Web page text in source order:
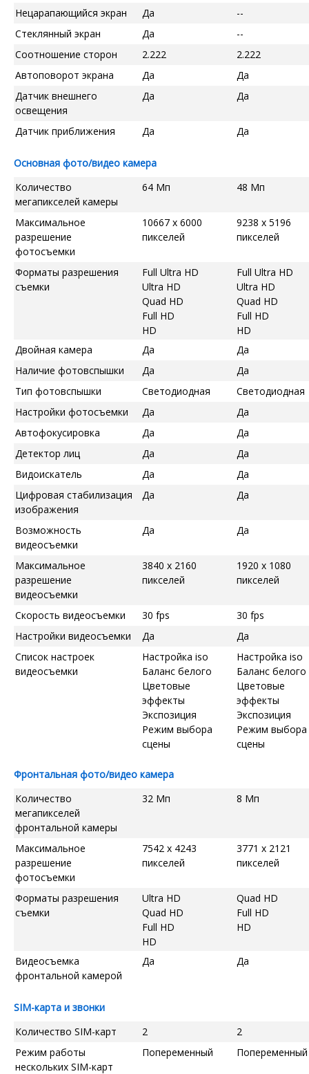
Нецарапающийся экран Да
--
Стеклянный экран
Да
--
Соотношение сторон
2.222
2.222
Автоповорот экрана
Да
Да
Датчик внешнего
освещения
Да Да
Датчик приближения Да Да
Основная фото/видео камера
Количество
мегапикселей камеры
64 Мп 48 Мп
Максимальное
разрешение
фотосъемки
10667 x 6000
пикселей
9238 x 5196
пикселей
Форматы разрешения
съемки
Full Ultra HD
Ultra HD
Quad HD
Full HD
HD
Full Ultra HD
Ultra HD
Quad HD
Full HD
HD
Двойная камера
Да
Да
Наличие фотовспышки
Да
Да
Тип фотовспышки
Светодиодная
Светодиодная
Настройки фотосъемки
Да
Да
Автофокусировка
Да
Да
Детектор лиц
Да
Да
Видоискатель
Да
Да
Цифровая стабилизация
изображения
Да Да
Возможность
видеосъемки
Да Да
Максимальное
разрешение
видеосъемки
3840 x 2160
пикселей
1920 x 1080
пикселей
Скорость видеосъемки 30 fps
30 fps
Настройки видеосъемки
Да
Да
Список настроек
видеосъемки
Настройка iso
Баланс белого
Цветовые
эффекты
Экспозиция
Режим выбора
сцены
Настройка iso
Баланс белого
Цветовые
эффекты
Экспозиция
Режим выбора
сцены
Фронтальная фото/видео камера
Количество
мегапикселей
фронтальной камеры
32 Мп 8 Мп
Максимальное
разрешение
фотосъемки
7542 x 4243
пикселей
3771 x 2121
пикселей
Форматы разрешения
съемки
Ultra HD
Quad HD
Full HD
HD
Quad HD
Full HD
HD
Видеосъемка
фронтальной камерой
Да Да
SIM-карта и звонки
Количество SIM-карт
2
2
Режим работы
нескольких SIM-карт
Попеременный Попеременный